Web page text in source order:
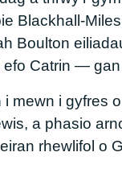
Blackhall-
Boulton
Catrin —
mewn i gyfres
a phasio
rhewlifol o